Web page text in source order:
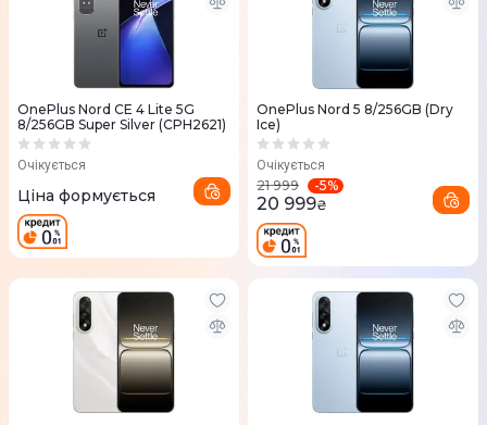
OnePlus Nord CE 4 Lite 5G
8/256GB Super Silver (CPH2621)
Очікується
Ціна формується
OnePlus Nord 5 8/256GB (Dry
Ice)
Очікується
21 999 -5%
20 999₴